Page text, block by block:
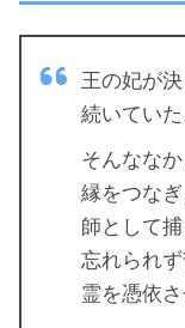
王の妃が
続いていた
そんなな
縁をつな
師として
忘れられ
霊を憑依